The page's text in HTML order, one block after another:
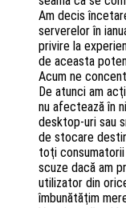
Am decis
serverelor în
privire la
de aceasta
Acum ne
De atunci am
nu afectează în
desktop-uri sau
de stocare
toţi
scuze dacă am
utilizator din
îmbunătăţim